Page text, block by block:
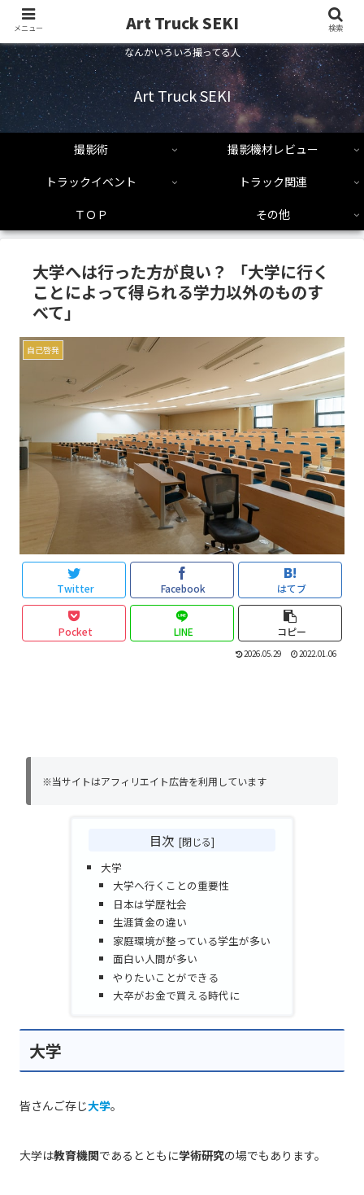
なんかいろいろ撮ってる人
Art Truck SEKI
撮影術
撮影機材レビュー
トラックイベント
トラック関連
ＴＯＰ
その他
大学へは行った方が良い？ 「大学に行く
ことによって得られる学力以外のものす
べて」
自己啓発
Twitter Facebook はてブ
Pocket LINE コピー
2026.05.29 2022.01.06
※当サイトはアフィリエイト広告を利用しています
目次
大学
大学へ行くことの重要性
日本は学歴社会
生涯賃金の違い
家庭環境が整っている学生が多い
面白い人間が多い
やりたいことができる
大卒がお金で買える時代に
大学
皆さんご存じ大学。
大学は教育機関であるとともに学術研究の場でもあります。
メニュー Art Truck SEKI 検索